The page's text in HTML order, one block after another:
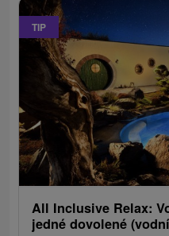
TIP
All Inclusive Relax:
jedné dovolené